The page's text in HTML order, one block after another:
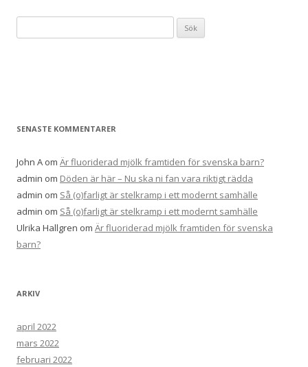
efter:
SENASTE KOMMENTARER
John A om Är fluoriderad mjölk framtiden för svenska barn?
admin om Döden är här – Nu ska ni fan vara riktigt rädda
admin om Så (o)farligt är stelkramp i ett modernt samhälle
admin om Så (o)farligt är stelkramp i ett modernt samhälle
Ulrika Hallgren om Är fluoriderad mjölk framtiden för svenska
barn?
ARKIV
april 2022
mars 2022
februari 2022